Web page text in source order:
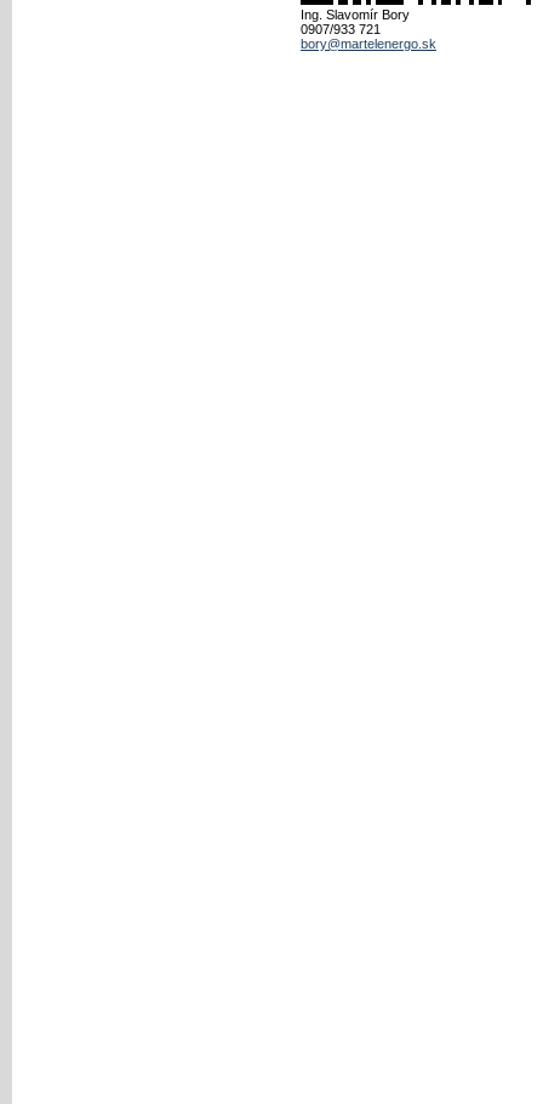
Ing. Slavomír Bory
0907/933 721
bory@martelenergo.sk